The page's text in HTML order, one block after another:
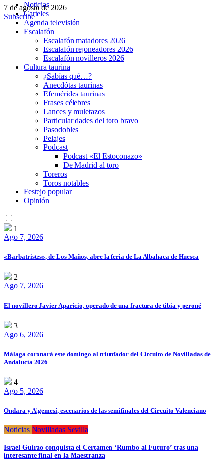
7 de agosto de 2026
Subscribe
Noticias
Carteles
Agenda televisión
Escalafón
Escalafón matadores 2026
Escalafón rejoneadores 2026
Escalafón novilleros 2026
Cultura taurina
¿Sabías qué…?
Anecdótas taurinas
Efemérides taurinas
Frases célebres
Lances y muletazos
Particularidades del toro bravo
Pasodobles
Pelajes
Podcast
Podcast «El Estoconazo»
De Madrid al toro
Toreros
Toros notables
Festejo popular
Opinión
1
Ago 7, 2026
«Barbatristes», de Los Maños, abre la feria de La Albahaca de Huesca
2
Ago 7, 2026
El novillero Javier Aparicio, operado de una fractura de tibia y peroné
3
Ago 6, 2026
Málaga coronará este domingo al triunfador del Circuito de Novilladas de
Andalucía 2026
4
Ago 5, 2026
Ondara y Algemesí, escenarios de las semifinales del Circuito Valenciano
Noticias Novilladas Sevilla
Israel Guirao conquista el Certamen ‘Rumbo al Futuro’ tras una
interesante final en la Maestranza